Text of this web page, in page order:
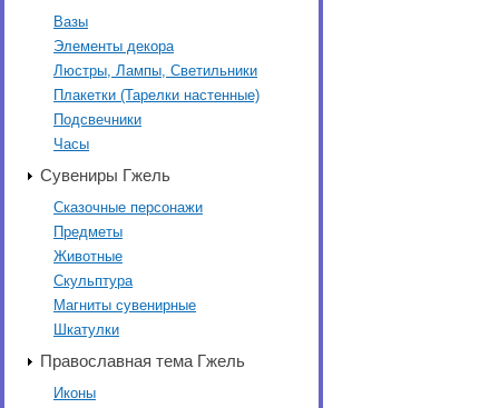
Вазы
Элементы декора
Люстры, Лампы, Светильники
Плакетки (Тарелки настенные)
Подсвечники
Часы
Сувениры Гжель
Сказочные персонажи
Предметы
Животные
Скульптура
Магниты сувенирные
Шкатулки
Православная тема Гжель
Иконы